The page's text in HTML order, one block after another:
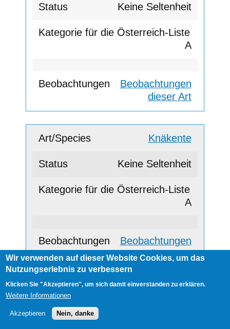
Keine Seltenheit
A
Beobachtungen
dieser Art
Knäkente
Keine Seltenheit
A
Beobachtungen
dieser Art
Wir verwenden auf dieser Website Cookies, um das
Nutzungserlebnis zu verbessern
Klicken Sie "Akzeptieren", um sich damit einverstanden zu erklären.
Weitere Informationen
Akzeptieren Nein, danke